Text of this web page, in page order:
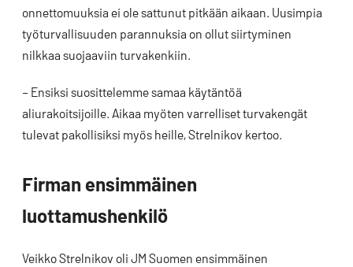
onnettomuuksia ei ole sattunut pitkään aikaan. Uusimpia
työturvallisuuden parannuksia on ollut siirtyminen
nilkkaa suojaaviin turvakenkiin.
– Ensiksi suosittelemme samaa käytäntöä
aliurakoitsijoille. Aikaa myöten varrelliset turvakengät
tulevat pakollisiksi myös heille, Strelnikov kertoo.
Firman ensimmäinen
luottamushenkilö
Veikko Strelnikov oli JM Suomen ensimmäinen